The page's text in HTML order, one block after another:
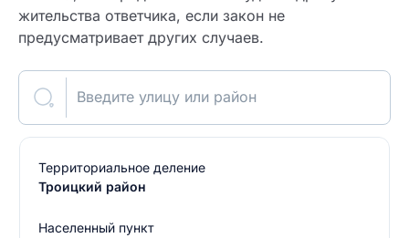
жительства ответчика, если закон не
предусматривает других случаев.
Введите улицу или район
Территориальное деление
Троицкий район
Населенный пункт